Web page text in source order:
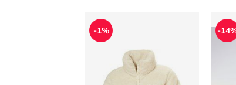
Kurtka damska na jesień Helly
-1% -